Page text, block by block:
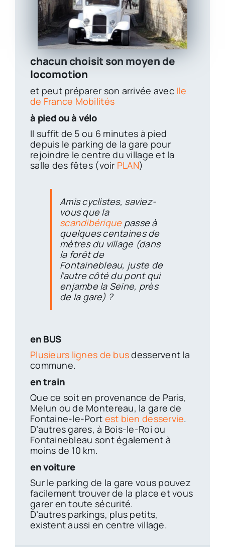
chacun choisit son moyen de
locomotion
et peut préparer son arrivée avec Ile
de France Mobilités
à pied ou à vélo
Il suffit de 5 ou 6 minutes à pied
depuis le parking de la gare pour
rejoindre le centre du village et la
salle des fêtes (voir PLAN)
Amis cyclistes, saviez-
vous que la
scandibériquepasse à
quelques centaines de
mètres du village (dans
la forêt de
Fontainebleau, juste de
l’autre côté du pont qui
enjambe la Seine, près
de la gare) ?
en BUS
Plusieurs lignes de busdesservent la
commune.
en train
Que ce soit en provenance de Paris,
Melun ou de Montereau, la gare de
Fontaine-le-Port est bien desservie.
D’autres gares, à Bois-le-Roi ou
Fontainebleau sont également à
moins de 10 km.
en voiture
Sur le parking de la gare vous pouvez
facilement trouver de la place et vous
garer en toute sécurité.
D’autres parkings, plus petits,
existent aussi en centre village.